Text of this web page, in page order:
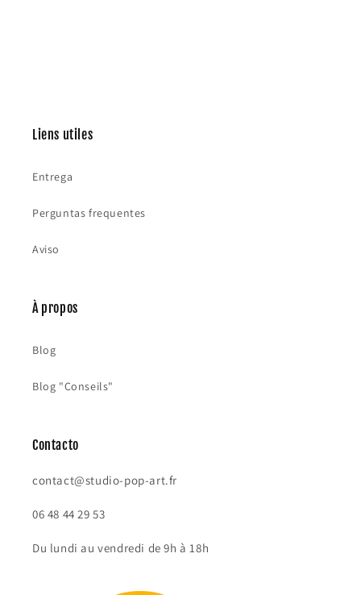
Liens utiles
Entrega
Perguntas frequentes
Aviso
À propos
Blog
Blog "Conseils"
Contacto
contact@studio-pop-art.fr
06 48 44 29 53
Du lundi au vendredi de 9h à 18h